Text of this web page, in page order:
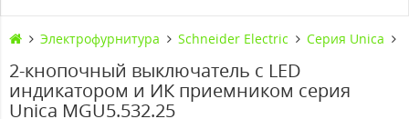
Электрофурнитура Schneider Electric Серия Unica
2-кнопочный выключатель с LED
индикатором и ИК приемником серия
Unica MGU5.532.25